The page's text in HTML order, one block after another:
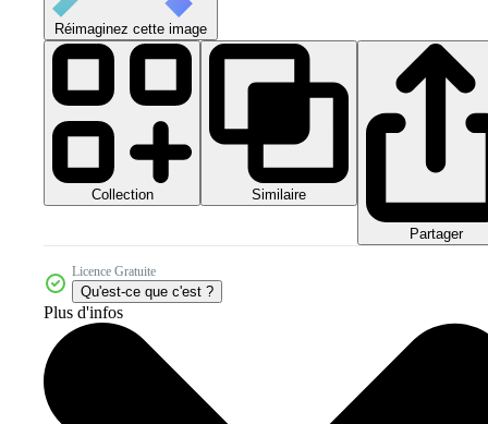
Réimaginez cette image
Collection Similaire
Partager
Licence Gratuite
Qu'est-ce que c'est ?
Plus d'infos